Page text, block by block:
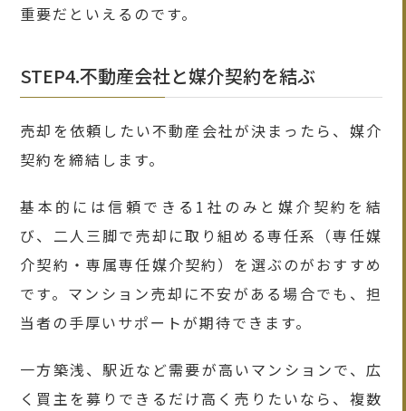
重要だといえるのです。
STEP4.不動産会社と媒介契約を結ぶ
売却を依頼したい不動産会社が決まったら、媒介
契約を締結します。
基本的には信頼できる1社のみと媒介契約を結
び、二人三脚で売却に取り組める専任系（専任媒
介契約・専属専任媒介契約）を選ぶのがおすすめ
です。マンション売却に不安がある場合でも、担
当者の手厚いサポートが期待できます。
一方築浅、駅近など需要が高いマンションで、広
く買主を募りできるだけ高く売りたいなら、複数